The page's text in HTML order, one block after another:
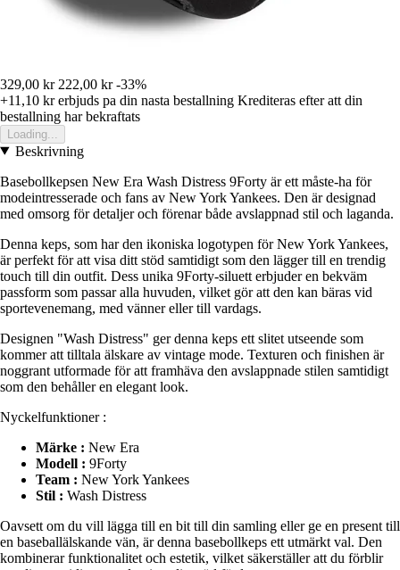
329,00 kr 222,00 kr -33%
+11,10 krerbjuds pa din nasta bestallning Krediteras efter att din
bestallning har bekraftats
Loading...
Beskrivning
Basebollkepsen New Era Wash Distress 9Forty är ett måste-ha för
modeintresserade och fans av New York Yankees. Den är designad
med omsorg för detaljer och förenar både avslappnad stil och laganda.
Denna keps, som har den ikoniska logotypen för New York Yankees,
är perfekt för att visa ditt stöd samtidigt som den lägger till en trendig
touch till din outfit. Dess unika 9Forty-siluett erbjuder en bekväm
passform som passar alla huvuden, vilket gör att den kan bäras vid
sportevenemang, med vänner eller till vardags.
Designen "Wash Distress" ger denna keps ett slitet utseende som
kommer att tilltala älskare av vintage mode. Texturen och finishen är
noggrant utformade för att framhäva den avslappnade stilen samtidigt
som den behåller en elegant look.
Nyckelfunktioner :
Märke : New Era
Modell : 9Forty
Team : New York Yankees
Stil : Wash Distress
Oavsett om du vill lägga till en bit till din samling eller ge en present till
en baseballälskande vän, är denna basebollkeps ett utmärkt val. Den
kombinerar funktionalitet och estetik, vilket säkerställer att du förblir